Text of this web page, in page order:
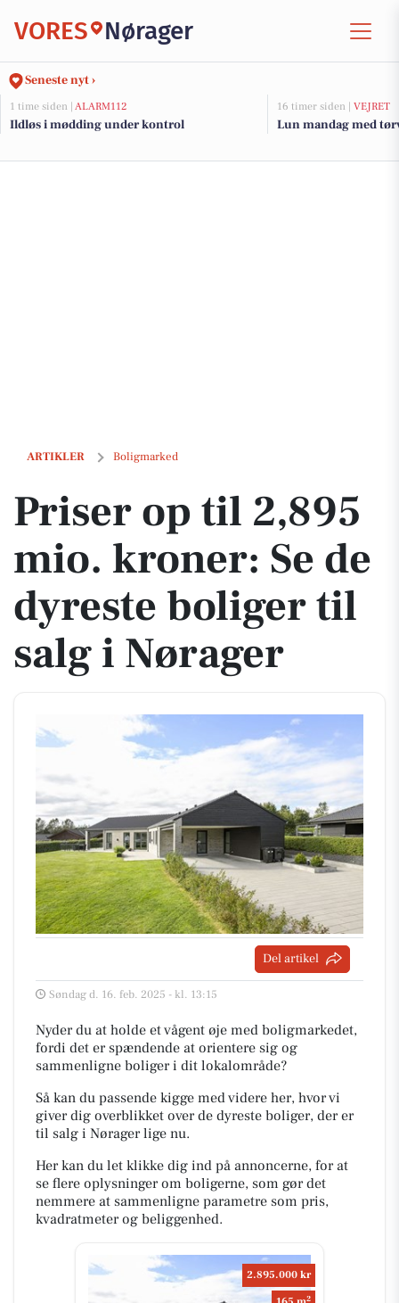
VORES Nørager
Seneste nyt ›
1 time siden | ALARM112
Ildløs i mødding under kontrol
16 timer siden | VEJRET
Lun mandag med
ARTIKLER Boligmarked
Priser op til 2,895 mio. kroner: Se de dyreste boliger til salg i Nørager
Priser op til 2,895
mio. kroner: Se de
dyreste boliger til
salg i Nørager
Del artikel
Søndag d. 16. feb. 2025 - kl. 13:15
Nyder du at holde et vågent øje med boligmarkedet,
fordi det er spændende at orientere sig og
sammenligne boliger i dit lokalområde?
Så kan du passende kigge med videre her, hvor vi
giver dig overblikket over de dyreste boliger, der er
til salg i Nørager lige nu.
Her kan du let klikke dig ind på annoncerne, for at
se flere oplysninger om boligerne, som gør det
nemmere at sammenligne parametre som pris,
kvadratmeter og beliggenhed.
2.895.000 kr
2